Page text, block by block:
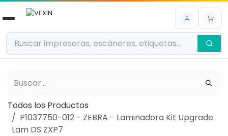
Ir al contenido
Todos los Productos
P1037750-012 - ZEBRA - Laminadora Kit Upgrade
Lam DS ZXP7